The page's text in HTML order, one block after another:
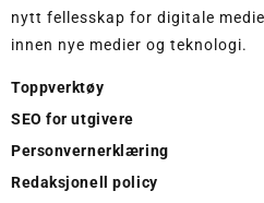
nytt fellesskap for digitale
innen nye medier og teknologi.
Toppverktøy
SEO for utgivere
Personvernerklæring
Redaksjonell policy